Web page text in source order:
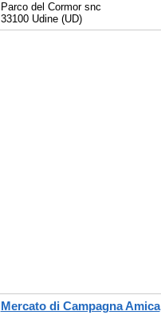
Parco del Cormor snc
33100 Udine (UD)
Mercato di Campagna Amica